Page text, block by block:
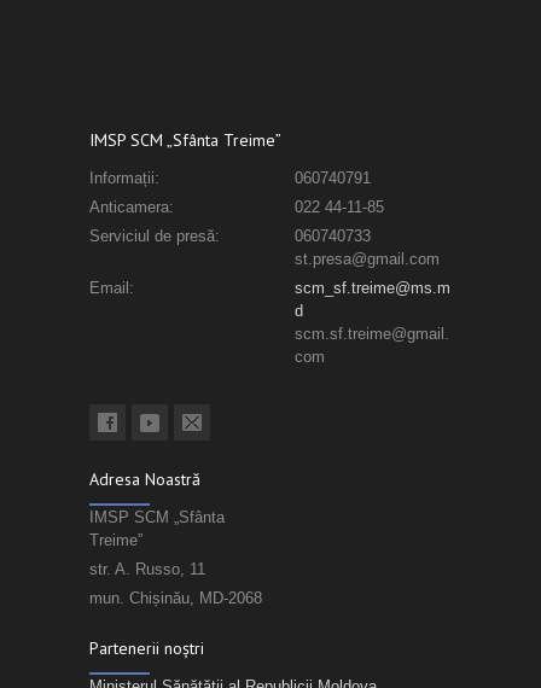
IMSP SCM „Sfânta Treime”
Informații:
060740791
Anticamera:
022 44-11-85
Serviciul de presă:
060740733
st.presa@gmail.com
Email:
scm_sf.treime@ms.m
d
scm.sf.treime@gmail.
com
Adresa Noastră
IMSP SCM „Sfânta
Treime”
str. A. Russo, 11
mun. Chișinău, MD-2068
Partenerii noștri